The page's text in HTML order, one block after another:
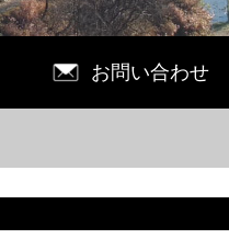
お問い合わせ